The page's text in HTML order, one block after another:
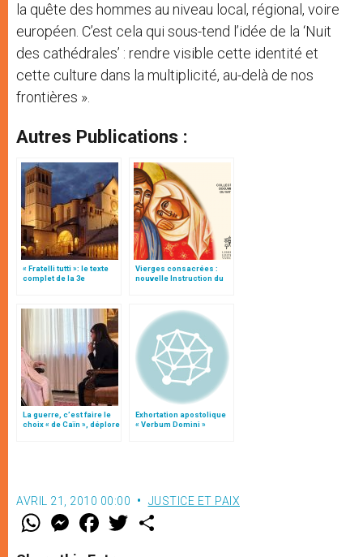
la quête des hommes au niveau local, régional, voire
européen. C’est cela qui sous-tend l’idée de la ‘Nuit
des cathédrales’ : rendre visible cette identité et
cette culture dans la multiplicité, au-delà de nos
frontières ».
Autres Publications :
« Fratelli tutti »: le texte
complet de la 3e
Vierges consacrées :
nouvelle Instruction du
La guerre, c’est faire le
choix « de Caïn », déplore
Exhortation apostolique
« Verbum Domini »
AVRIL 21, 2010 00:00 JUSTICE ET PAIX
W M
e
F
a w